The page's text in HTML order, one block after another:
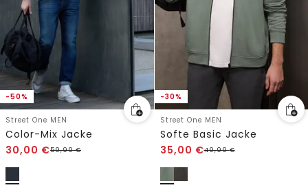
-50%
Street One MEN
Color-Mix Jacke
30,00 €59,99€
-30%
Street One MEN
Softe Basic Jacke
35,00 €49,99€